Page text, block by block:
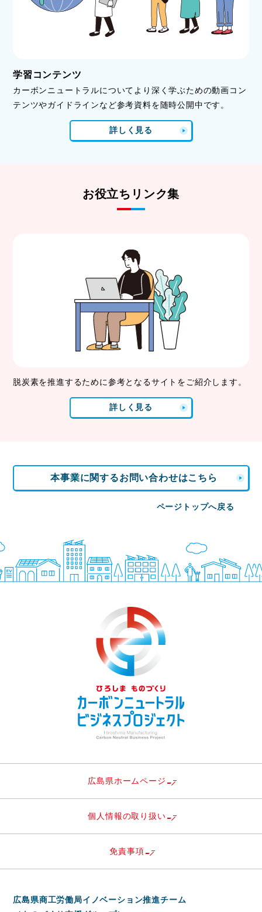
学習コンテンツ
カーボンニュートラルについてより深く学ぶための動画コン
テンツやガイドラインなど参考資料を随時公開中です。
詳しく見る
お役立ちリンク集
脱炭素を推進するために参考となるサイトをご紹介します。
詳しく見る
本事業に関するお問い合わせはこちら
ページトップへ戻る
広島県ホームページ
個人情報の取り扱い
免責事項
広島県商工労働局イノベーション推進チーム